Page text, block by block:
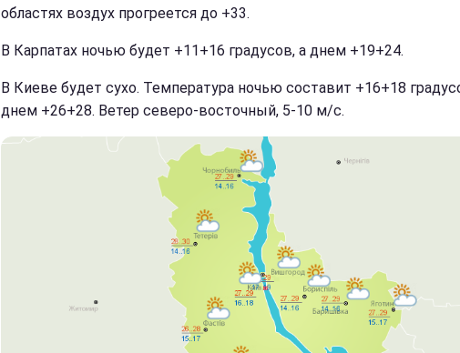
областях воздух прогреется до +33.
В Карпатах ночью будет +11+16 градусов, а днем +19+24.
В Киеве будет сухо. Температура ночью составит +16+18
днем +26+28. Ветер северо-восточный, 5-10 м/с.